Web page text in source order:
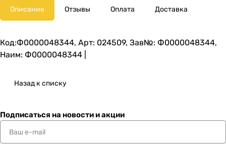
Описание Отзывы Оплата Доставка
Код:Ф0000048344, Арт: 024509, Зав№: Ф0000048344,
Наим: Ф0000048344 |
Назад к списку
Подписаться на новости и акции